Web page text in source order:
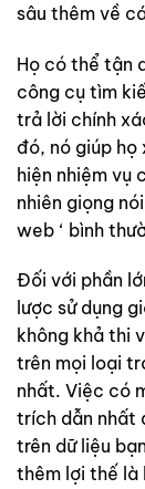
sâu thêm về
Họ có thể tận
công cụ tìm
trả lời chính
đó, nó giúp
hiện nhiệm vụ
nhiên giọng
web ‘ bình
Đối với phần
lược sử dụng
không khả thi
trên mọi loại
nhất. Việc có
trích dẫn nhất
trên dữ liệu
thêm lợi thế là